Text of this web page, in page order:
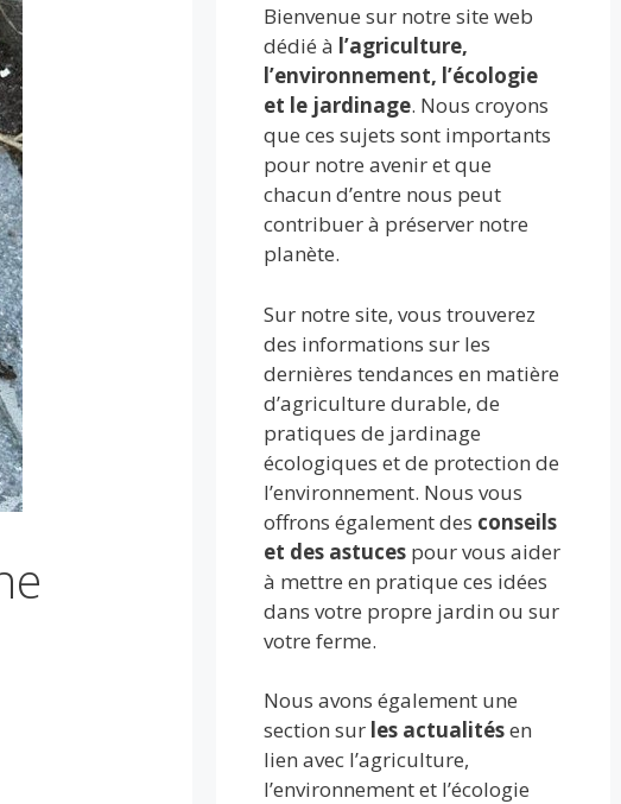
Bienvenue sur notre site web
dédié à l’agriculture,
l’environnement, l’écologie
et le jardinage. Nous croyons
que ces sujets sont importants
pour notre avenir et que
chacun d’entre nous peut
contribuer à préserver notre
planète.
Sur notre site, vous trouverez
des informations sur les
dernières tendances en matière
d’agriculture durable, de
pratiques de jardinage
écologiques et de protection de
l’environnement. Nous vous
offrons également des conseils
et des astuces pour vous aider
à mettre en pratique ces idées
dans votre propre jardin ou sur
votre ferme.
Nous avons également une
section sur les actualitésen
lien avec l’agriculture,
l’environnement et l’écologie